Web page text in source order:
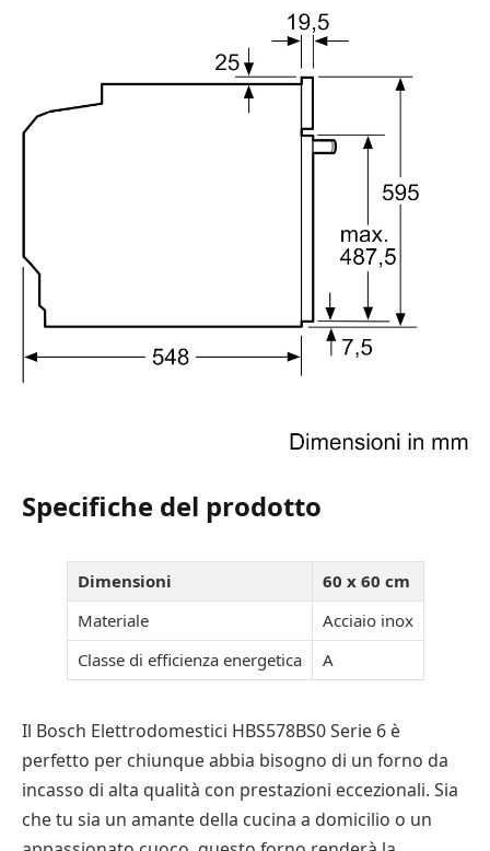
Specifiche del prodotto
Dimensioni
60 x 60 cm
Materiale
Acciaio inox
Classe di efficienza energetica
A
Il Bosch Elettrodomestici HBS578BS0 Serie 6 è
perfetto per chiunque abbia bisogno di un forno da
incasso di alta qualità con prestazioni eccezionali. Sia
che tu sia un amante della cucina a domicilio o un